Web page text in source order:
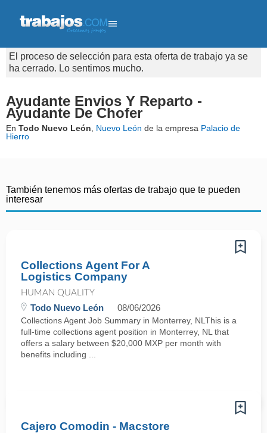
El proceso de selección para esta oferta de trabajo ya se
ha cerrado. Lo sentimos mucho.
Ayudante Envios Y Reparto -
Ayudante De Chofer
En Todo Nuevo León Nuevo León de la empresa Palacio de
Hierro
También tenemos más ofertas de trabajo que te pueden
interesar
Collections Agent For A
Logistics Company
HUMAN QUALITY
Todo Nuevo León 08/06/2026
Collections Agent Job Summary in Monterrey, NLThis is a
full-time collections agent position in Monterrey, NL that
offers a salary between $20,000 MXP per month with
benefits including ...
Cajero Comodin - Macstore